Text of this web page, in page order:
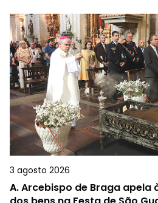
3 agosto 2026
A.Arcebispo de Braga apela